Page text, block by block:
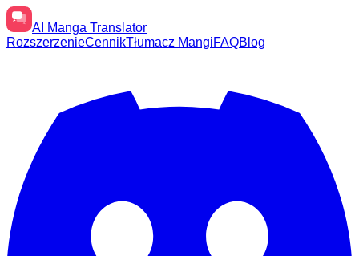
AI Manga Translator
RozszerzenieCennikTłumacz MangiFAQBlog